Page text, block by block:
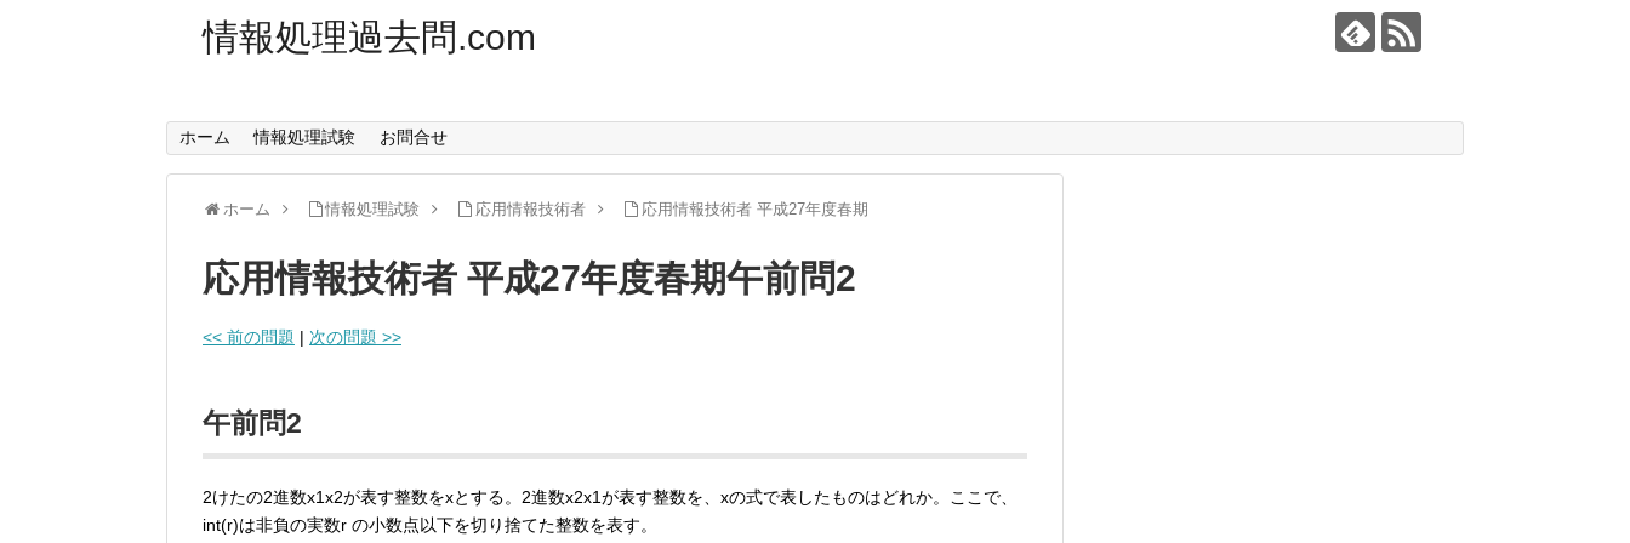
情報処理過去問.com
ホーム 情報処理試験 お問合せ
ホーム 情報処理試験 応用情報技術者 応用情報技術者 平成27年度春期
応用情報技術者 平成27年度春期午前問2
<< 前の問題 | 次の問題 >>
午前問2
2けたの2進数x1x2が表す整数をxとする。2進数x2x1が表す整数を、xの式で表したものはどれか。ここで、
int(r)は非負の実数r の小数点以下を切り捨てた整数を表す。